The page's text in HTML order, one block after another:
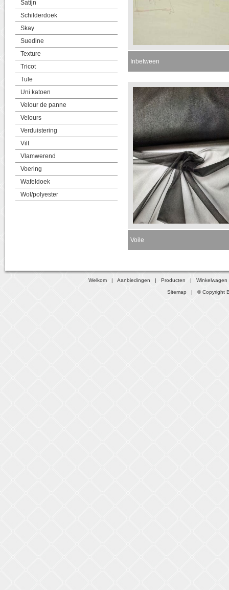
Satijn
Schilderdoek
Skay
Suedine
Texture
Tricot
Tule
Uni katoen
Velour de panne
Velours
Verduistering
Vilt
Vlamwerend
Voering
Wafeldoek
Wol/polyester
Inbetween
Voile
Welkom |Aanbiedingen |Producten |Winkelwagen
Sitemap | © Copyright